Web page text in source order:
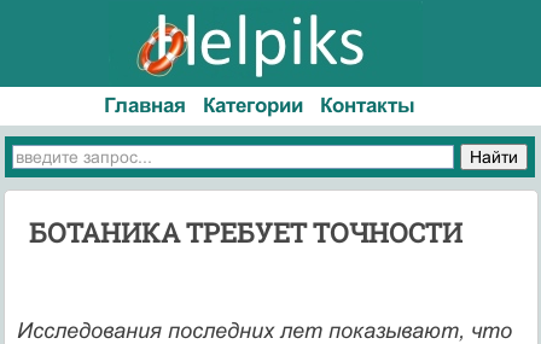
Главная Категории Контакты
БОТАНИКА ТРЕБУЕТ ТОЧНОСТИ
Исследования последних лет показывают, что